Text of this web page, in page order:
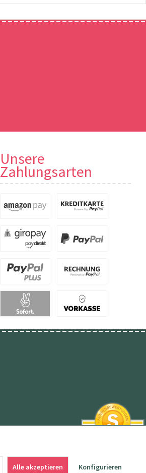
Unsere
Zahlungsarten
Alle akzeptieren Konfigurieren
aus 145 Bewertungen